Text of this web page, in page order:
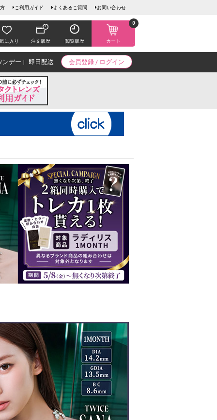
ご利用ガイド よくあるご質問 お問い合わせ
に入り 注文履歴 閲覧履歴 カート
0
会員登録 / ログイン
ンデー 即日配送